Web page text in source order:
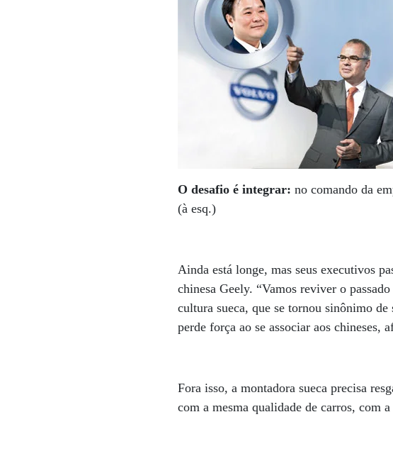
O desafio é integrar: no comando da
(à esq.)
Ainda está longe, mas seus executivos
chinesa Geely. “Vamos reviver o
cultura sueca, que se tornou sinônimo
perde força ao se associar aos
Fora isso, a montadora sueca precisa
com a mesma qualidade de carros, com